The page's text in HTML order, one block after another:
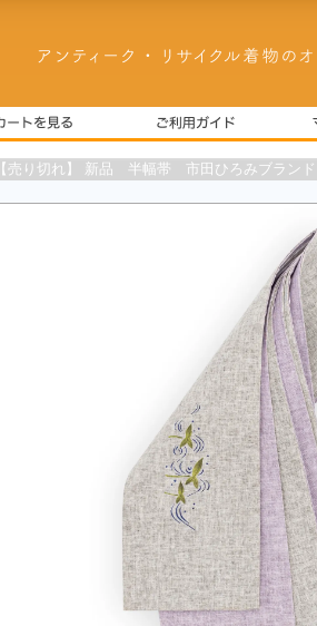
【売り切れ】 新品 半幅帯 市田ひろみブラ